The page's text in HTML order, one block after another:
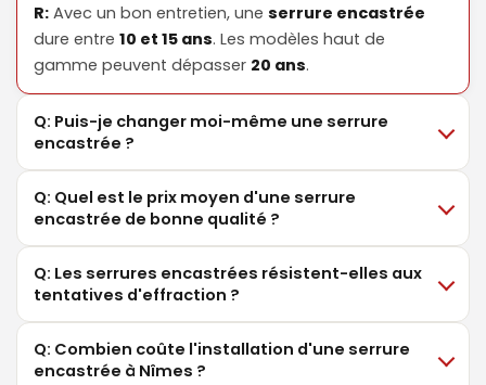
R: Avec un bon entretien, une serrure encastrée
dure entre 10 et 15 ans. Les modèles haut de
gamme peuvent dépasser 20 ans.
Q: Puis-je changer moi-même une serrure
encastrée ?
Q: Quel est le prix moyen d'une serrure
encastrée de bonne qualité ?
Q: Les serrures encastrées résistent-elles aux
tentatives d'effraction ?
Q: Combien coûte l'installation d'une serrure
encastrée à Nîmes ?